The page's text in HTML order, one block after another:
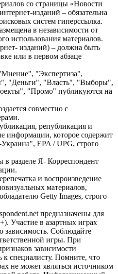
со страницы «Новости
изданий – обязательна
систем гиперссылка.
в независимости от
использования материалов.
изданий) – должна быть
или в первом абзаце
"Экспертиза",
"Деньги", "Власть", "Выборы",
"Промо" публикуются на
совместно с
републикация и
информации, которое содержит
EPA / UPG, строго
в разделе Я- Корреспондент
и воспроизведение
материалов,
Getty Images, строго
предназначены для
Участие в азартных играх
зависимость. Соблюдайте
игры. При
зависимости
к специалисту. Помните, что
не может являться источником